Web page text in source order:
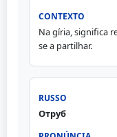
Na gíria, significa
se a partilhar.
Отруб